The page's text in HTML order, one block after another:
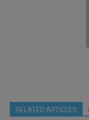
RELATED ARTICLES